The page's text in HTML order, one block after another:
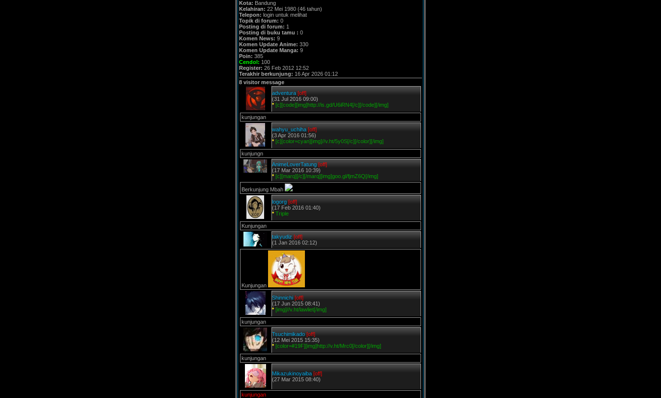
Kota: Bandung
Kelahiran: 22 Mei 1980 (46 tahun)
Telepon: login untuk melihat
Topik di forum: 0
Posting di forum: 1
Posting di buku tamu : 0
Komen News: 9
Komen Update Anime: 330
Komen Update Manga: 9
Poin: 385
Cendol: 100
Register: 26 Feb 2012 12:52
Terakhir berkunjung: 16 Apr 2026 01:12
8 visitor message
adventura [off]
(31 Jul 2016 09:00)
* [c][code][img]http://is.gd/U6iRN4[/c][/code][/img]
kunjungan
wahyu_uchiha [off]
(3 Apr 2016 01:56)
* [c][color=cyan][img]//v.ht/5y0S[/c][/color][/img]
kunjungn
AnimeLoverTatung [off]
(17 Mar 2016 10:39)
* [c][marq][/c][/marq][img]goo.gl/fjmZ6Q[/img]
Berkunjung Mbah
logorg [off]
(17 Feb 2016 01:40)
* Triple
Kunjungan
takyudiz [off]
(1 Jan 2016 02:12)
Kunjungan
Shinnichi [off]
(17 Jun 2015 08:41)
* [img]//v.ht/lawliet[/img]
kunjungan
Tsuchimikado [off]
(12 Mei 2015 15:35)
* [color=#19F][img]http://v.ht/Mrc0[/color][/img]
kunjungan
Mikazukinoyaiba [off]
(27 Mar 2015 08:40)
kunjungan